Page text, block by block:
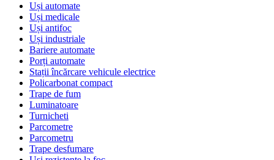
Uși automate
Uși medicale
Uși antifoc
Uși industriale
Bariere automate
Porți automate
Stații încărcare vehicule electrice
Policarbonat compact
Trape de fum
Luminatoare
Turnicheti
Parcometre
Parcometru
Trape desfumare